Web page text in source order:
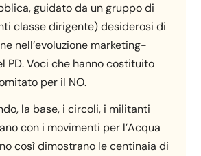
guidato da un gruppo di
classe dirigente) desiderosi di
nell’evoluzione marketing-
PD. Voci che hanno costituito
per il NO.
la base, i circoli, i militanti
con i movimenti per l’Acqua
così dimostrano le centinaia di